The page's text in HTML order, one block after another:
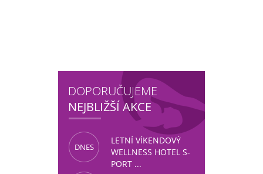
DOPORUČUJEME
NEJBLIŽŠÍ AKCE
DNES
LETNÍ VÍKENDOVÝ
WELLNESS HOTEL S-
PORT ...